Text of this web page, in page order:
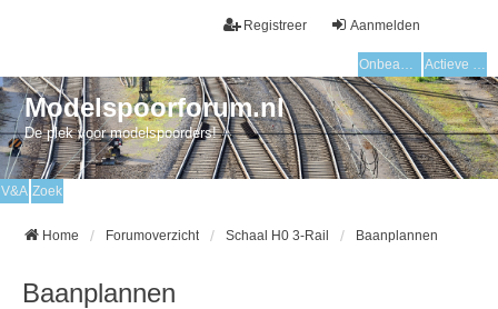
Aanmelden
Registreer
Onbeantwoorde onderwerpen Actieve onderwerpen
Modelspoorforum.nl
De plek voor modelspoorders!
V&A Zoek
Home Forumoverzicht Schaal H0 3-Rail Baanplannen
Baanplannen